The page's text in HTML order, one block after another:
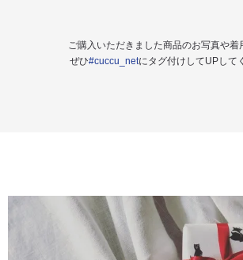
ご購入いただきました商品のお写真や着
ぜひ#cuccu_netにタグ付けしてUPして